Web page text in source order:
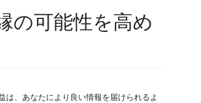
の可能性を高め
、あなたにより良い情報を届けられるよ